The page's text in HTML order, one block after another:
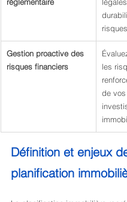
Gestion proactive des
risques financiers
les
de vos
Définition et enjeux
planification